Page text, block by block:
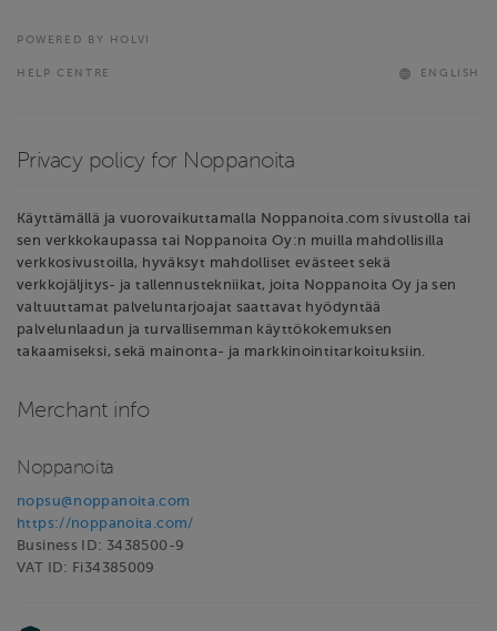
POWERED BY HOLVI
HELP CENTRE ENGLISH
Privacy policy for Noppanoita
Käyttämällä ja vuorovaikuttamalla Noppanoita.com sivustolla tai
sen verkkokaupassa tai Noppanoita Oy:n muilla mahdollisilla
verkkosivustoilla, hyväksyt mahdolliset evästeet sekä
verkkojäljitys- ja tallennustekniikat, joita Noppanoita Oy ja sen
valtuuttamat palveluntarjoajat saattavat hyödyntää
palvelunlaadun ja turvallisemman käyttökokemuksen
takaamiseksi, sekä mainonta- ja markkinointitarkoituksiin.
Merchant info
Noppanoita
nopsu@noppanoita.com
https://noppanoita.com/
Business ID: 3438500-9
VAT ID: Fi34385009